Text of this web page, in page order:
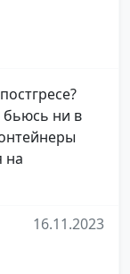
бьюсь ни в
на
16.11.2023